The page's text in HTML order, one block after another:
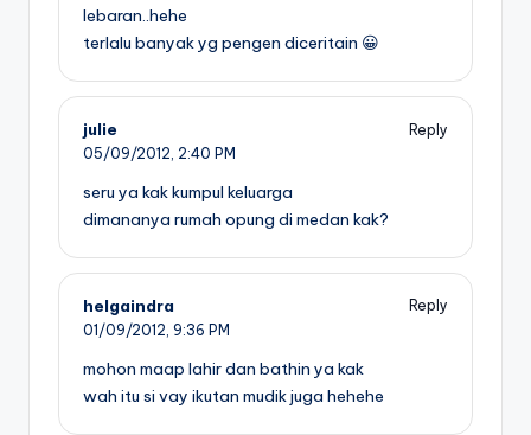
lebaran..hehe
terlalu banyak yg pengen diceritain 😀
julie
Reply
05/09/2012, 2:40 PM
seru ya kak kumpul keluarga
dimananya rumah opung di medan kak?
helgaindra
Reply
01/09/2012, 9:36 PM
mohon maap lahir dan bathin ya kak
wah itu si vay ikutan mudik juga hehehe